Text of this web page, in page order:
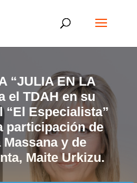
“JULIA EN LA
el TDAH en su
“El Especialista”
participación de
y de
Maite Urkizu.